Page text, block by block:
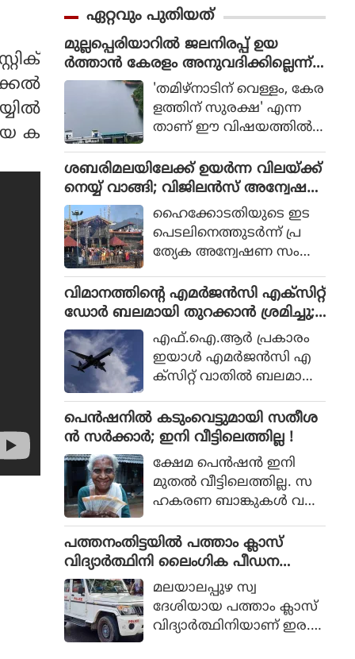
ക
വികസിക്കുന്നുവെന്ന് ഉറ
പ്പാക്കുക എന്ന പ്രഖ്യാപിത
ലക്ഷ്യത്തോടെയാണ് ഇ
തിന്റെ ആരംഭം. ചടങ്ങില്‍
യുഎന്‍ സെക്രട്ടറി ജനറല്‍
അന്റോണിയോ ഗുട്ടെറസ്
പങ്കെടുത്തു.
ഏറ്റവും പുതിയത്
മുല്ലപ്പെരിയാറില്‍ ജലനിരപ്പ് ഉയ
ര്‍ത്താന്‍ കേരളം അനുവദിക്കില്ലെന്ന്
മന്ത്രി മോന്‍സ് ജോസഫ്'തമിഴ്നാടിന് വെള്ളം, കേര
ളത്തിന് സുരക്ഷ' എന്ന
താണ് ഈ വിഷയത്തില്‍
കൃത്യമായ നിലപാടെന്നും
പുതിയ ഡാം നിര്‍മിക്കുക
മാത്രമാണ് ശാശ്വത പ
രിഹാരമെന്നും മന്ത്രി പറ
ഞ്ഞു. മുല്ലപ്പെരിയാറിലെ
ജലനിരപ്പ് ഉയര്‍ത്തുമെന്ന
തമിഴ്നാട് ബജറ്റ് പ്രഖ്യാപന
ത്തോട് പ്രതികരിക്കുക
യായിരുന്നു മന്ത്രി.
ശബരിമലയിലേക്ക് ഉയര്‍ന്ന വിലയ്ക്ക്
നെയ്യ് വാങ്ങി; വിജിലന്‍സ് അന്വേഷ
ണത്തിന് ഹൈക്കോടതി ഉത്തരവ്
ഹൈക്കോടതിയുടെ ഇട
പെടലിനെത്തുടര്‍ന്ന് പ്ര
ത്യേക അന്വേഷണ സംഘ
ന്വേഷിക്കുന്ന മൂന്നാമത്തെ
ശബരിമല വിവാദമാണിത്.
വിമാനത്തിന്റെ എമര്‍ജന്‍സി എക്‌സിറ്റ്
ഡോര്‍ ബലമായി തുറക്കാന്‍ ശ്രമിച്ചു;
മലയാളി പിടിയില്‍എഫ്.ഐ.ആര്‍ പ്രകാരം
ഇയാള്‍ എമര്‍ജന്‍സി എ
ക്‌സിറ്റ് വാതില്‍ ബലമായി
എമര്‍ജന്‍സി വിന്‍ഡോ
പാനല്‍ തകര്‍ക്കുകയും
പെൻഷനിൽ കടുംവെട്ടുമായി സതീശ
ൻ സർക്കാർ; ഇനി വീട്ടിലെത്തില്ല !
ക്ഷേമ പെൻഷൻ ഇനി
മുതൽ വീട്ടിലെത്തില്ല. സ
ഹകരണ ബാങ്കുകൾ വഴി
വീട്ടിലെത്തിക്കുന്നത്
യുഡിഎഫ് സർക്കാർ നിർ
ൾക്കു മാത്രമേ ഇനി ക്ഷേമ
പെൻഷൻ വീട്ടിലെത്തൂ.
പത്തനംതിട്ടയില്‍ പത്താം ക്ലാസ്
വിദ്യാര്‍ത്ഥിനി ലൈംഗിക പീഡന
ത്തിനിരയായി; പിതാവടക്കം ഏ
ഴുപേര്‍ക്കെതിരെ വെളിപ്പെടുത്തല്‍
മലയാലപ്പുഴ സ്വ
ദേശിയായ പത്താം ക്ലാസ്
വിദ്യാര്‍ത്ഥിനിയാണ് ഇര.